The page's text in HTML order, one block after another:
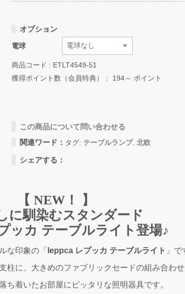
オプション
電球
商品コード : ETLT4549-51
獲得ポイント数（会員特典）：
194～ ポイント
この商品について問い合わせる
関連ワード： タグ: テーブルランプ, 北欧
シェアする：
【 NEW！ 】
に馴染むスタンダード
ッカ テーブルライト登場♪
な印象の「 leppca レプッカ テーブルライト 」
柱に、大きめのファブリックセードの組み合わ
ち着いたお部屋にピッタリな照明器具です。